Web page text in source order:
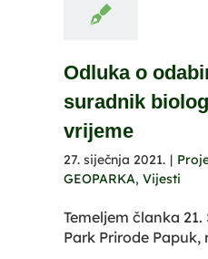
Odluka o
suradnik
vrijeme
27. siječnja 2021. |
GEOPARKA, Vijesti
Temeljem članka
Park Prirode Papuk,